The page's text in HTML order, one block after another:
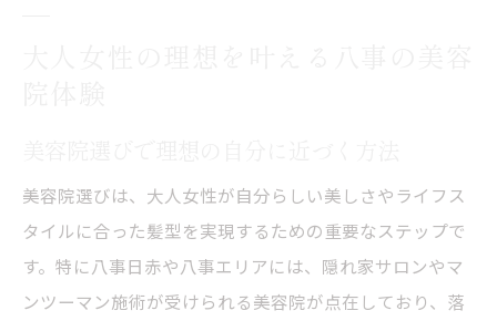
大人女性向け美容院で受ける艶髪ケアの特
徴
八事日赤の落ち着いた美容院で癒やし体験
美容院選びは、大人女性が自分らしい美しさやライフス
タイルに合った髪型を実現するための重要なステップで
す。特に八事日赤や八事エリアには、隠れ家サロンやマ
ンツーマン施術が受けられる美容院が点在しており、落